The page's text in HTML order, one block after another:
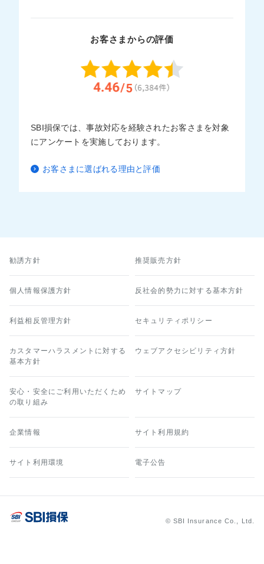
お客さまからの評価
SBI損保では、事故対応を経験されたお客さまを対象
にアンケートを実施しております。
お客さまに選ばれる理由と評価
勧誘方針 推奨販売方針
個人情報保護方針 反社会的勢力に対する基本方針
利益相反管理方針 セキュリティポリシー
カスタマーハラスメントに対する
基本方針
ウェブアクセシビリティ方針
安心・安全にご利用いただくため
の取り組み
サイトマップ
企業情報 サイト利用規約
サイト利用環境 電子公告
© SBI Insurance Co., Ltd.